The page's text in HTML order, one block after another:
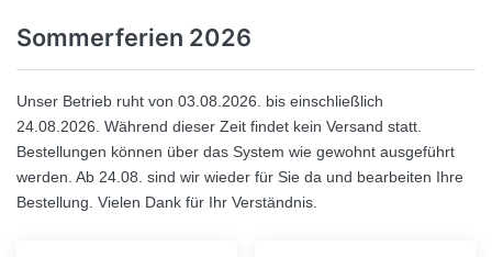
Sommerferien 2026
Unser Betrieb ruht von 03.08.2026. bis einschließlich
24.08.2026. Während dieser Zeit findet kein Versand statt.
Bestellungen können über das System wie gewohnt ausgeführt
werden. Ab 24.08. sind wir wieder für Sie da und bearbeiten Ihre
Bestellung. Vielen Dank für Ihr Verständnis.